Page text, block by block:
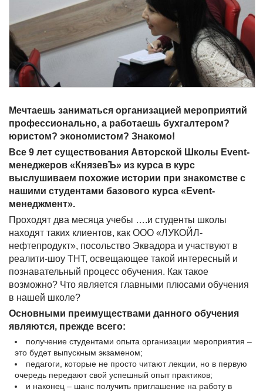
Мечтаешь заниматься организацией мероприятий
профессионально, а работаешь бухгалтером?
юристом? экономистом? Знакомо!
Все 9 лет существования Авторской Школы Event-
менеджеров «КнязевЪ» из курса в курс
выслушиваем похожие истории при знакомстве с
нашими студентами базового курса «Event-
менеджмент».
Проходят два месяца учебы ….и студенты школы
находят таких клиентов, как ООО «ЛУКОЙЛ-
нефтепродукт», посольство Эквадора и участвуют в
реалити-шоу ТНТ, освещающее такой интересный и
познавательный процесс обучения. Как такое
возможно? Что является главными плюсами обучения
в нашей школе?
Основными преимуществами данного обучения
являются, прежде всего:
получение студентами опыта организации мероприятия –
это будет выпускным экзаменом;
педагоги, которые не просто читают лекции, но в первую
очередь передают свой успешный опыт практиков;
и наконец – шанс получить приглашение на работу в